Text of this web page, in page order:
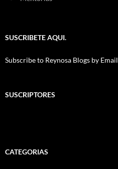
SUSCRIBETE AQUI.
Subscribe to Reynosa Blogs by Email
SUSCRIPTORES
CATEGORIAS